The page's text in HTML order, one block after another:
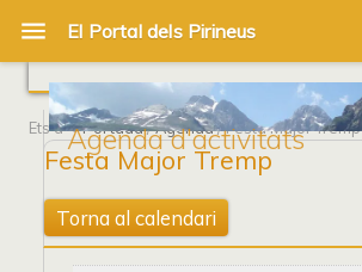
Agenda d'activitats
Ets a Portada/Agenda/ Festa Major Tremp
Festa Major Tremp
Torna al calendari